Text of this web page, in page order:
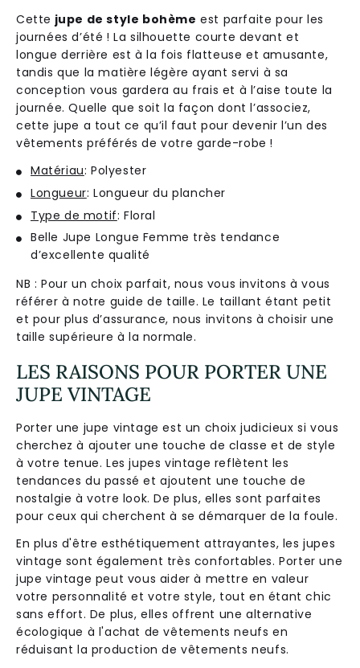
Cette jupe de style bohème est parfaite pour les
journées d’été ! La silhouette courte devant et
longue derrière est à la fois flatteuse et amusante,
tandis que la matière légère ayant servi à sa
conception vous gardera au frais et à l’aise toute la
journée. Quelle que soit la façon dont l’associez,
cette jupe a tout ce qu’il faut pour devenir l’un des
vêtements préférés de votre garde-robe !
Matériau: Polyester
Longueur: Longueur du plancher
Type de motif: Floral
Belle Jupe Longue Femme très tendance
d’excellente qualité
NB : Pour un choix parfait, nous vous invitons à vous
référer à notre guide de taille. Le taillant étant petit
et pour plus d’assurance, nous invitons à choisir une
taille supérieure à la normale.
LES RAISONS POUR PORTER UNE
JUPE VINTAGE
Porter une jupe vintage est un choix judicieux si vous
cherchez à ajouter une touche de classe et de style
à votre tenue. Les jupes vintage reflètent les
tendances du passé et ajoutent une touche de
nostalgie à votre look. De plus, elles sont parfaites
pour ceux qui cherchent à se démarquer de la foule.
En plus d'être esthétiquement attrayantes, les jupes
vintage sont également très confortables. Porter une
jupe vintage peut vous aider à mettre en valeur
votre personnalité et votre style, tout en étant chic
sans effort. De plus, elles offrent une alternative
écologique à l'achat de vêtements neufs en
réduisant la production de vêtements neufs.